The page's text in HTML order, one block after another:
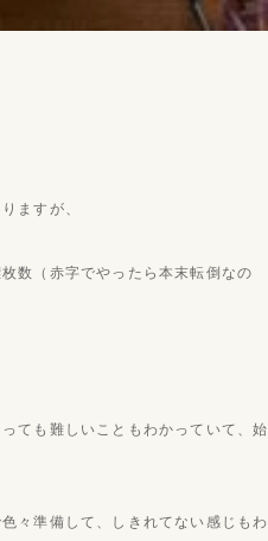
ますが、
数（赤字でやったら本末転倒なの
ても難しいこともわかっていて、始
々準備して、しきれてない感じもわ